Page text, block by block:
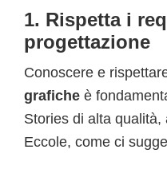
1. Rispetta i
progettazione
Conoscere e
grafiche è
Stories di alta
Eccole, come ci